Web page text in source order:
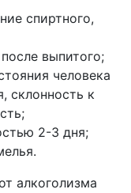
спиртного,
выпитого;
человека
склонность к
2-3 дня;
алкоголизма